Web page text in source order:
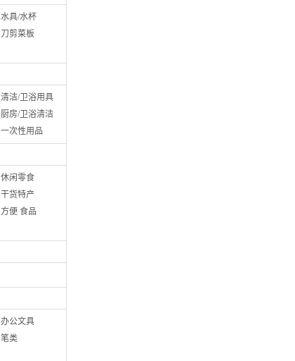
水具/水杯
刀剪菜板
清洁/卫浴用具
厨房/卫浴清洁
一次性用品
休闲零食
干货特产
方便 食品
办公文具
笔类